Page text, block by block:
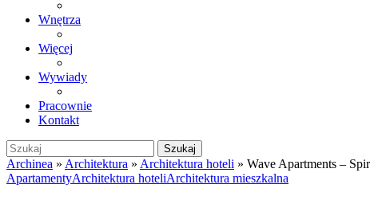
Wnętrza
Więcej
Wywiady
Pracownie
Kontakt
Szukaj
Archinea » Architektura » Architektura hoteli » Wave Apartments –
ApartamentyArchitektura hoteliArchitektura mieszkalna